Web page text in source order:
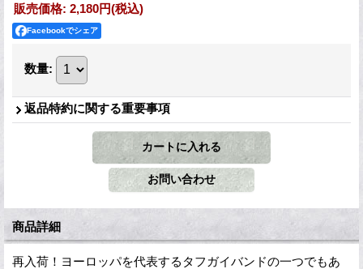
販売価格: 2,180円(税込)
Facebookでシェア
数量:
返品特約に関する重要事項
商品詳細
再入荷！ヨーロッパを代表するタフガイバンドの一つでもあ